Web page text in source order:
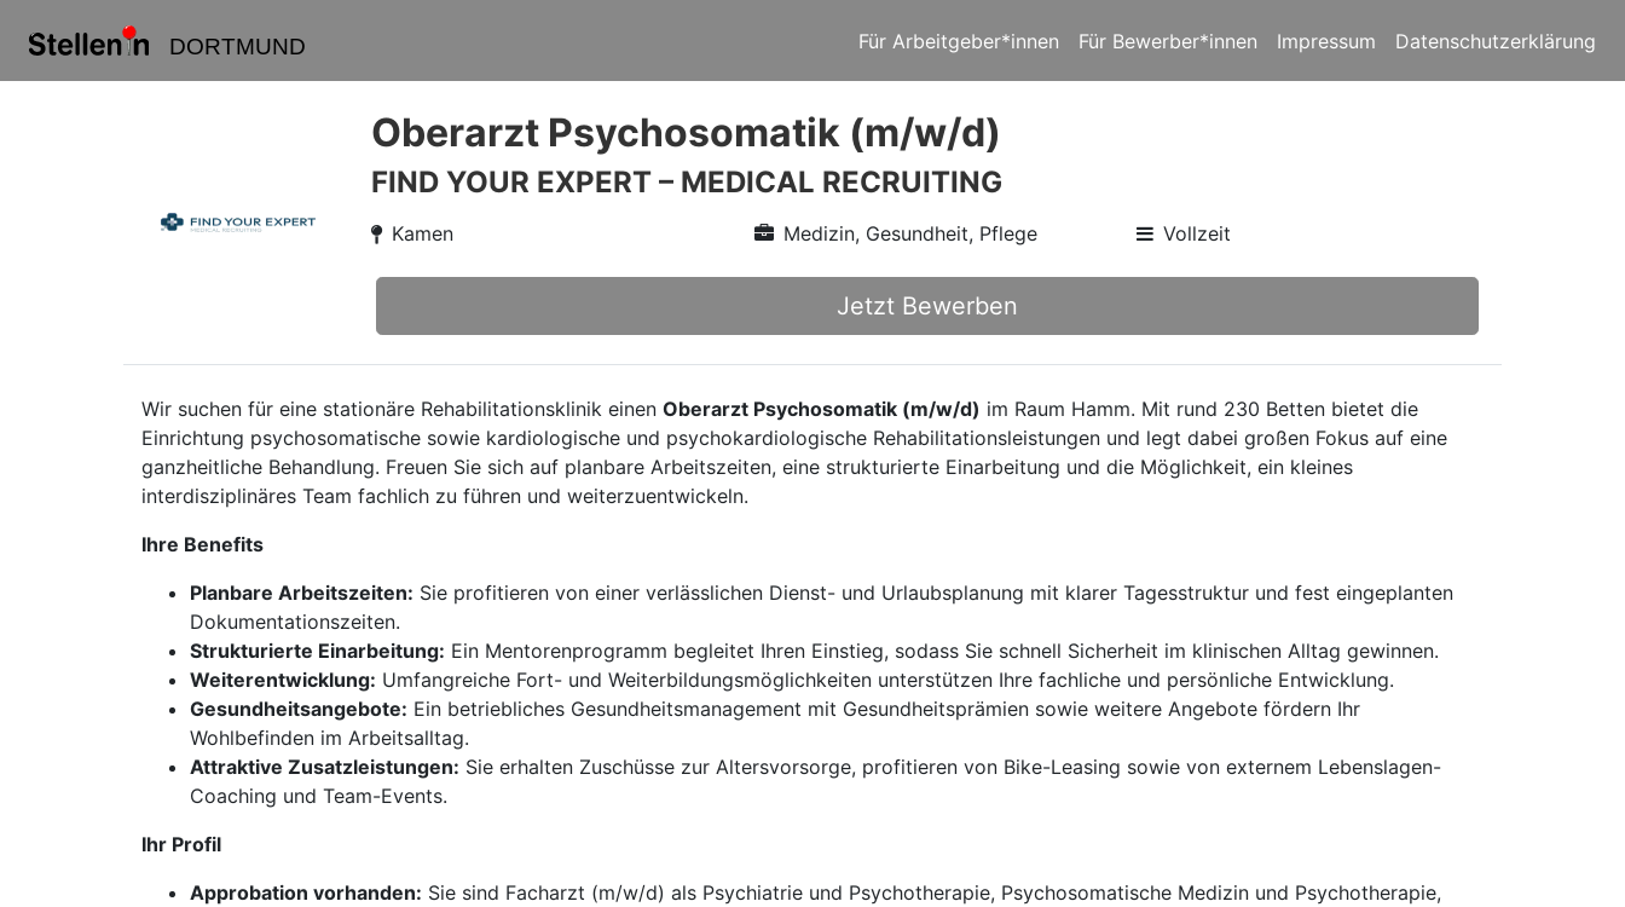
DORTMUND Für Arbeitgeber*innen Für Bewerber*innen Impressum Datenschutzerklärung
Oberarzt Psychosomatik (m/w/d)
FIND YOUR EXPERT – MEDICAL RECRUITING
Kamen Medizin, Gesundheit, Pflege Vollzeit
Jetzt Bewerben
Wir suchen für eine stationäre Rehabilitationsklinik einen Oberarzt Psychosomatik (m/w/d) im Raum Hamm. Mit rund 230 Betten bietet die
Einrichtung psychosomatische sowie kardiologische und psychokardiologische Rehabilitationsleistungen und legt dabei großen Fokus auf eine
ganzheitliche Behandlung. Freuen Sie sich auf planbare Arbeitszeiten, eine strukturierte Einarbeitung und die Möglichkeit, ein kleines
interdisziplinäres Team fachlich zu führen und weiterzuentwickeln.
Ihre Benefits
Planbare Arbeitszeiten: Sie profitieren von einer verlässlichen Dienst- und Urlaubsplanung mit klarer Tagesstruktur und fest eingeplanten
Dokumentationszeiten.
Strukturierte Einarbeitung: Ein Mentorenprogramm begleitet Ihren Einstieg, sodass Sie schnell Sicherheit im klinischen Alltag gewinnen.
Weiterentwicklung: Umfangreiche Fort- und Weiterbildungsmöglichkeiten unterstützen Ihre fachliche und persönliche Entwicklung.
Gesundheitsangebote: Ein betriebliches Gesundheitsmanagement mit Gesundheitsprämien sowie weitere Angebote fördern Ihr
Wohlbefinden im Arbeitsalltag.
Attraktive Zusatzleistungen: Sie erhalten Zuschüsse zur Altersvorsorge, profitieren von Bike-Leasing sowie von externem Lebenslagen-
Coaching und Team-Events.
Ihr Profil
Approbation vorhanden: Sie sind Facharzt (m/w/d) als Psychiatrie und Psychotherapie, Psychosomatische Medizin und Psychotherapie,